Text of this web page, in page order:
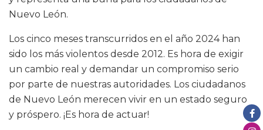
Nuevo León.
Los cinco meses transcurridos en el año 2024 han
sido los más violentos desde 2012. Es hora de exigir
un cambio real y demandar un compromiso serio
por parte de nuestras autoridades. Los ciudadanos
de Nuevo León merecen vivir en un estado seguro
y próspero. ¡Es hora de actuar!